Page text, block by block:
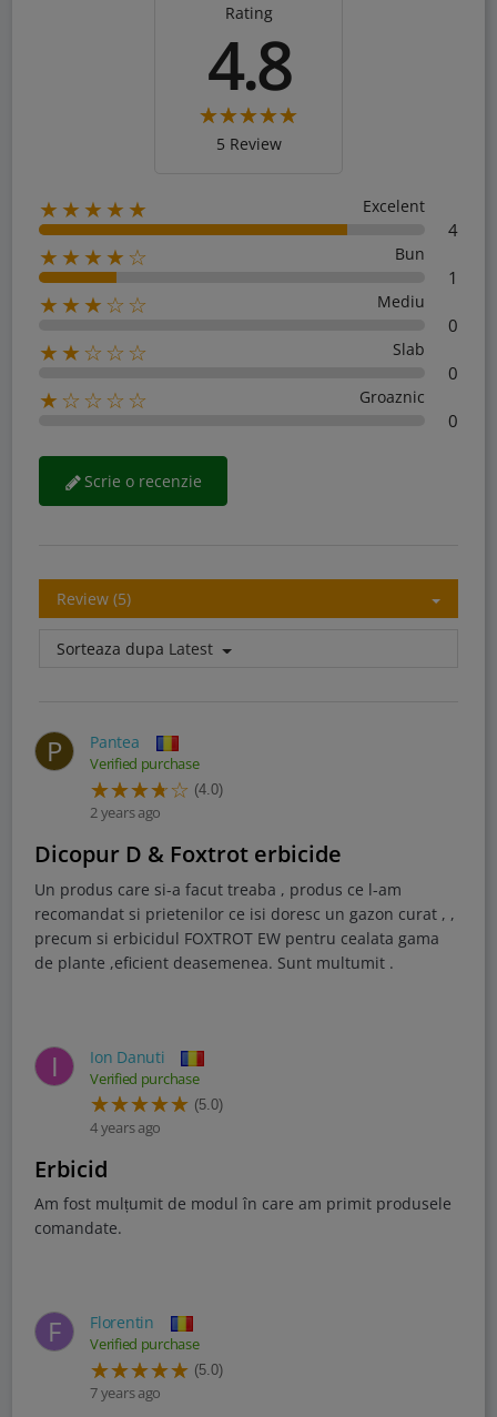
Rating
4.8
5 Review
★★★★★ Excelent
4
★★★★☆ Bun
1
★★★☆☆ Mediu
0
★★☆☆☆ Slab
0
★☆☆☆☆ Groaznic
0
Scrie o recenzie
Review (5)
Sorteaza dupa Latest
P Pantea
Verified purchase
(4.0)
2 years ago
Dicopur D & Foxtrot erbicide
Un produs care si-a facut treaba , produs ce l-am
recomandat si prietenilor ce isi doresc un gazon curat , ,
precum si erbicidul FOXTROT EW pentru cealata gama
de plante ,eficient deasemenea. Sunt multumit .
I Ion Danuti
Verified purchase
(5.0)
4 years ago
Erbicid
Am fost mulțumit de modul în care am primit produsele
comandate.
F Florentin
Verified purchase
(5.0)
7 years ago